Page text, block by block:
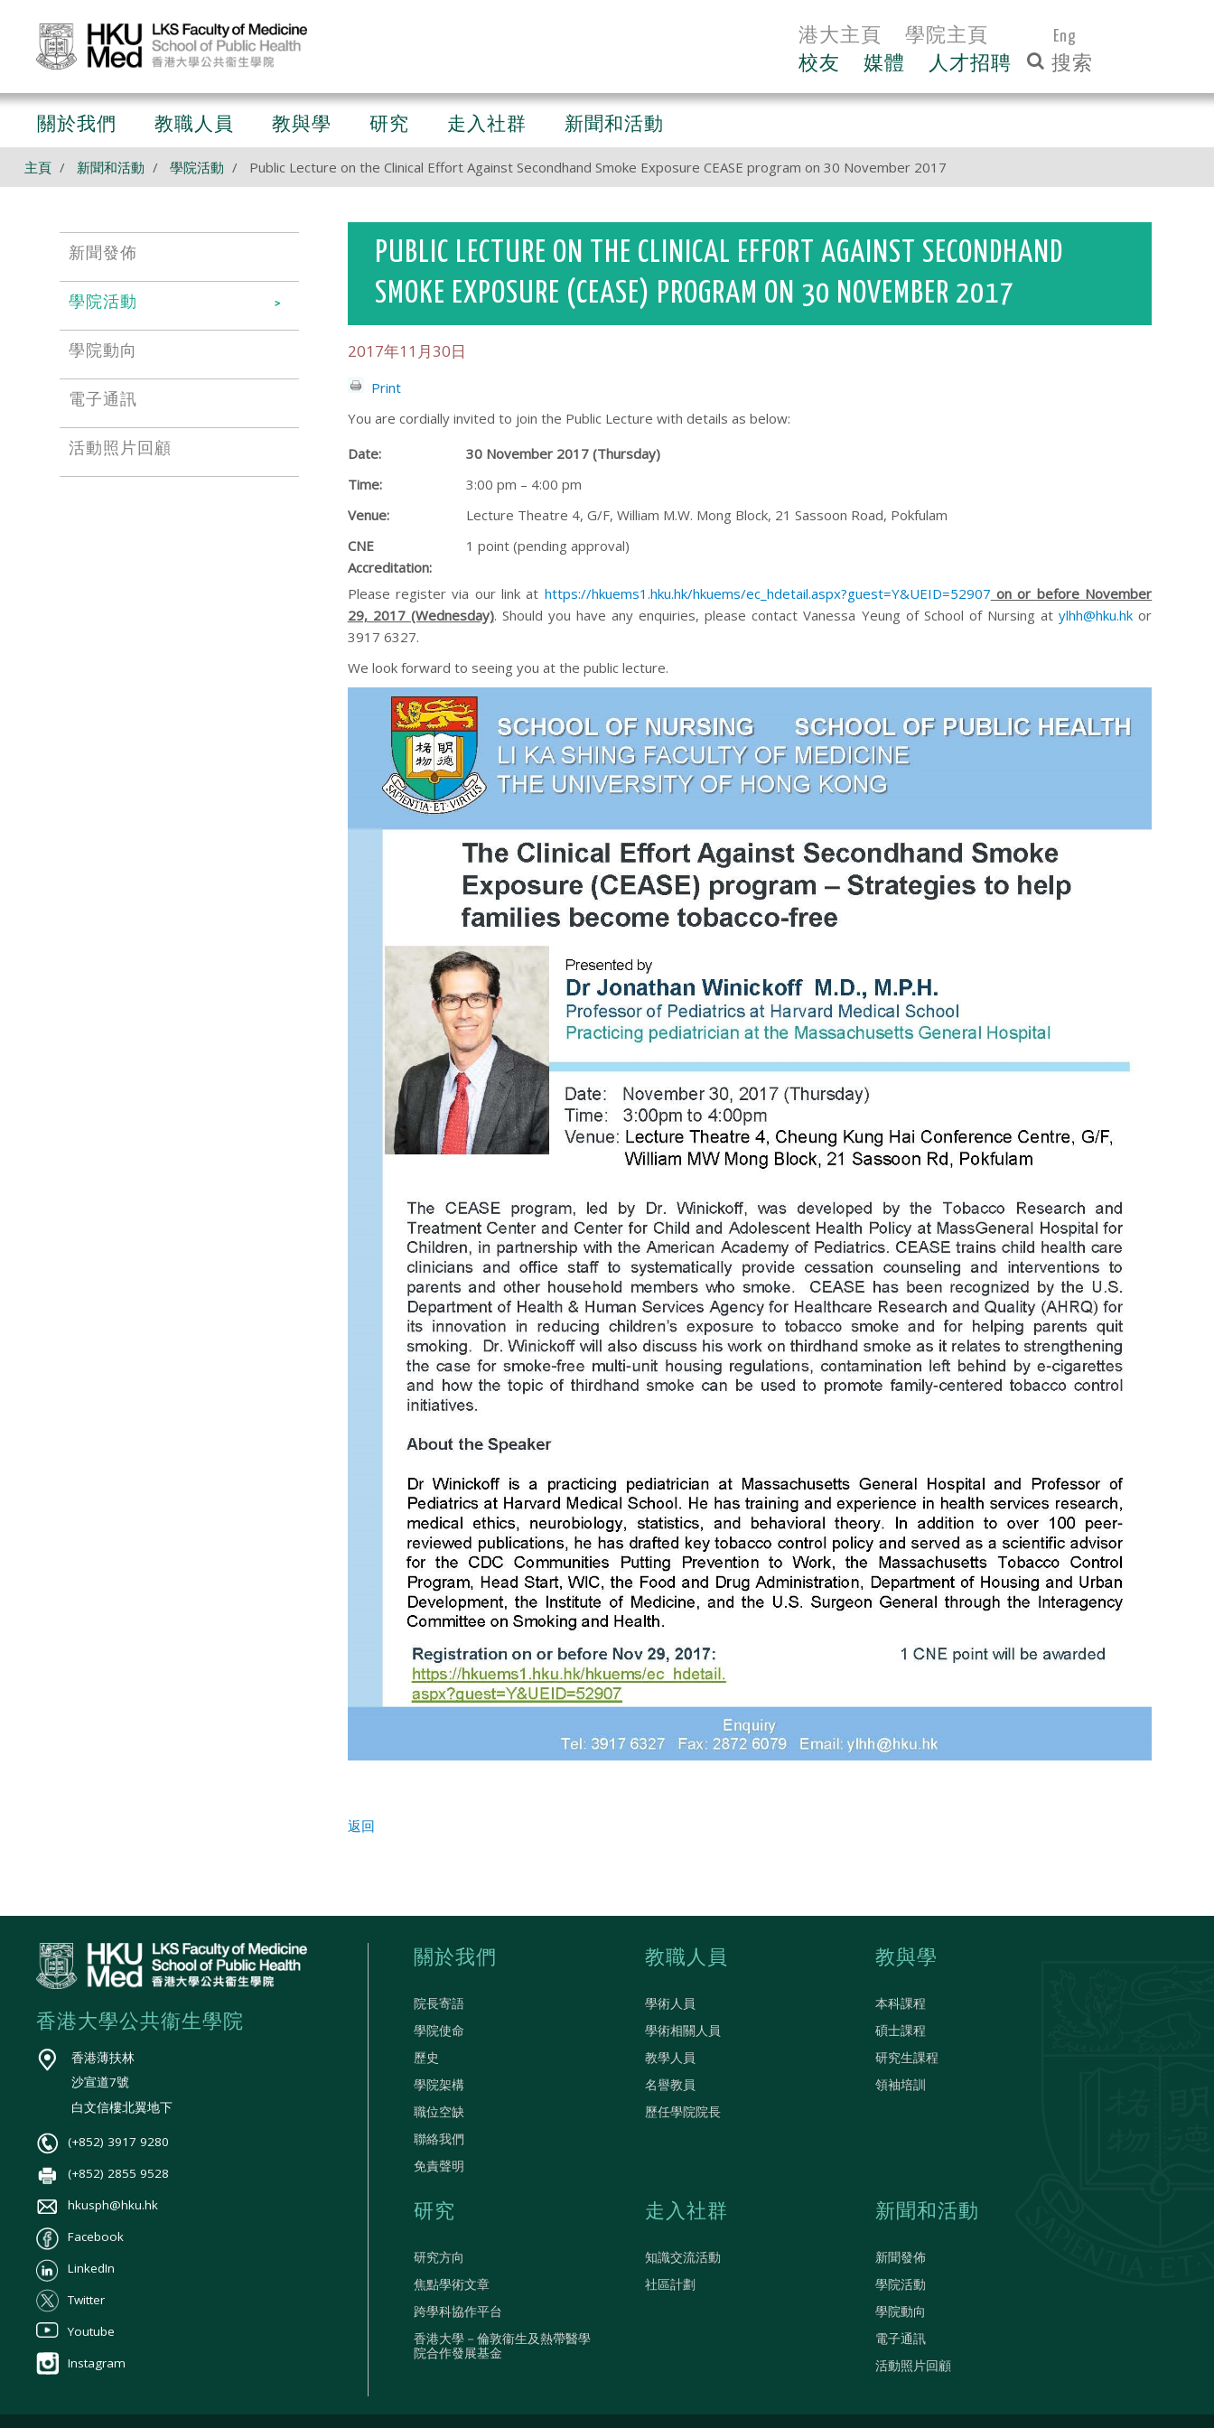
港大主頁 學院主頁 Eng
校友 媒體 人才招聘
關於我們 教職人員 教與學 研究 走入社群 新聞和活動
主頁 新聞和活動 學院活動 Public Lecture on the Clinical Effort Against Secondhand Smoke Exposure CEASE program on 30 November 2017
新聞發佈
學院活動
學院動向
電子通訊
活動照片回顧
PUBLIC LECTURE ON THE CLINICAL EFFORT AGAINST SECONDHAND
SMOKE EXPOSURE (CEASE) PROGRAM ON 30 NOVEMBER 2017
2017年11月30日
Print
You are cordially invited to join the Public Lecture with details as below:
Date:
30 November 2017 (Thursday)
Time:
3:00 pm – 4:00 pm
Venue:
Lecture Theatre 4, G/F, William M.W. Mong Block, 21 Sassoon Road, Pokfulam
CNE
Accreditation:
1 point (pending approval)
Please register via our link at https://hkuems1.hku.hk/hkuems/ec_hdetail.aspx?guest=Y&UEID=52907 on or before November
29, 2017 (Wednesday). Should you have any enquiries, please contact Vanessa Yeung of School of Nursing atylhh@hku.hk or
3917 6327.
We look forward to seeing you at the public lecture.
返回
香港大學公共衞生學院
香港薄扶林
沙宣道7號
白文信樓北翼地下
(+852) 3917 9280
(+852) 2855 9528
hkusph@hku.hk
Facebook
LinkedIn
Twitter
Youtube
Instagram
關於我們
院長寄語
學院使命
歷史
學院架構
職位空缺
聯絡我們
免責聲明
教職人員
學術人員
學術相關人員
教學人員
名譽教員
歷任學院院長
教與學
本科課程
碩士課程
研究生課程
領袖培訓
研究
研究方向
焦點學術文章
跨學科協作平台
香港大學－倫敦衞生及熱帶醫學
院合作發展基金
走入社群
知識交流活動
社區計劃
新聞和活動
新聞發佈
學院活動
學院動向
電子通訊
活動照片回顧